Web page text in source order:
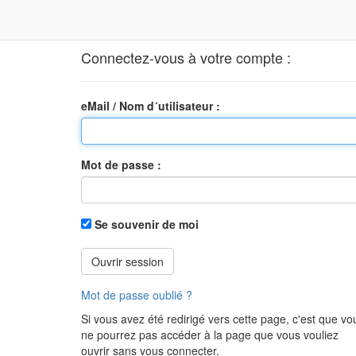
Connectez-vous à votre compte :
eMail / Nom d´utilisateur :
Mot de passe :
Se souvenir de moi
Ouvrir session
Mot de passe oublié ?
Si vous avez été redirigé vers cette page, c'est que
ne pourrez pas accéder à la page que vous vouliez
ouvrir sans vous connecter.